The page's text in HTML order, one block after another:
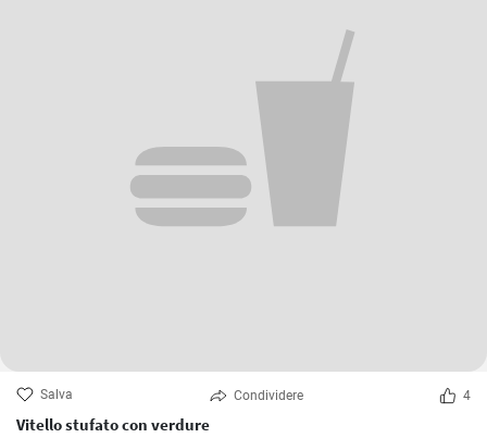
Salva Condividere 4
Vitello stufato con verdure